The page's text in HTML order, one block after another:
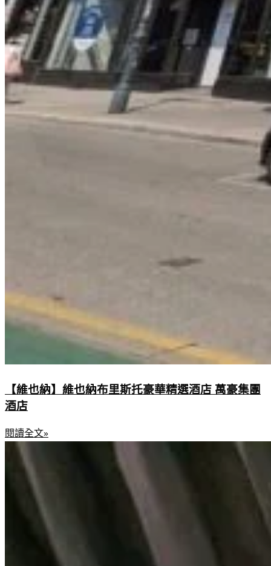
【維也納】維也納布里斯托豪華精選酒店 萬豪集團
酒店
閱讀全文»